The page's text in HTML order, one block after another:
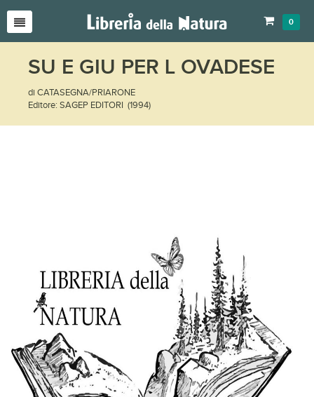
0
SU E GIU PER L OVADESE
di CATASEGNA/PRIARONE
Editore: SAGEP EDITORI (1994)